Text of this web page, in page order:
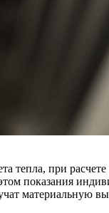
при
показания
материальную